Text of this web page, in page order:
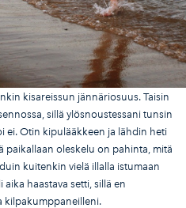
kisareissun jännäriosuus. Taisin
sillä ylösnoustessani tunsin
ei. Otin kipulääkkeen ja lähdin heti
paikallaan oleskelu on pahinta, mitä
kuitenkin vielä illalla istumaan
haastava setti, sillä en
kilpakumppaneilleni.